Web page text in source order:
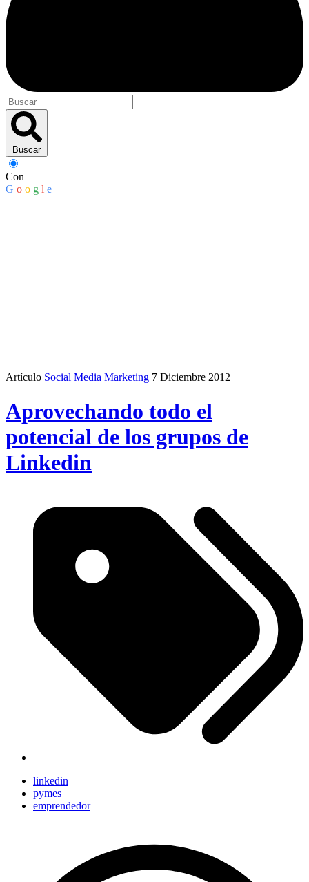
Buscar
Con
G o o g l e
Artículo Social Media Marketing 7 Diciembre 2012
Aprovechando todo el
potencial de los grupos de
Linkedin
linkedin
pymes
emprendedor